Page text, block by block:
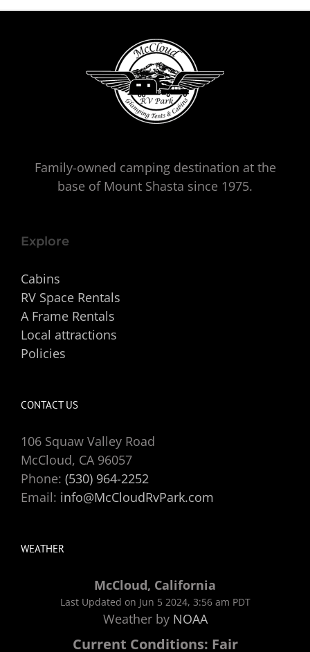
Family-owned camping destination at the
base of Mount Shasta since 1975.
Explore
Cabins
RV Space Rentals
A Frame Rentals
Local attractions
Policies
CONTACT US
106 Squaw Valley Road
McCloud, CA 96057
Phone: (530) 964-2252
Email: info@McCloudRvPark.com
WEATHER
McCloud, California
Last Updated on Jun 5 2024, 3:56 am PDT
Weather by NOAA
Current Conditions: Fair